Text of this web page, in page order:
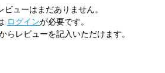
ューはまだありません。
ログインが必要です。
らレビューを記入いただけます。